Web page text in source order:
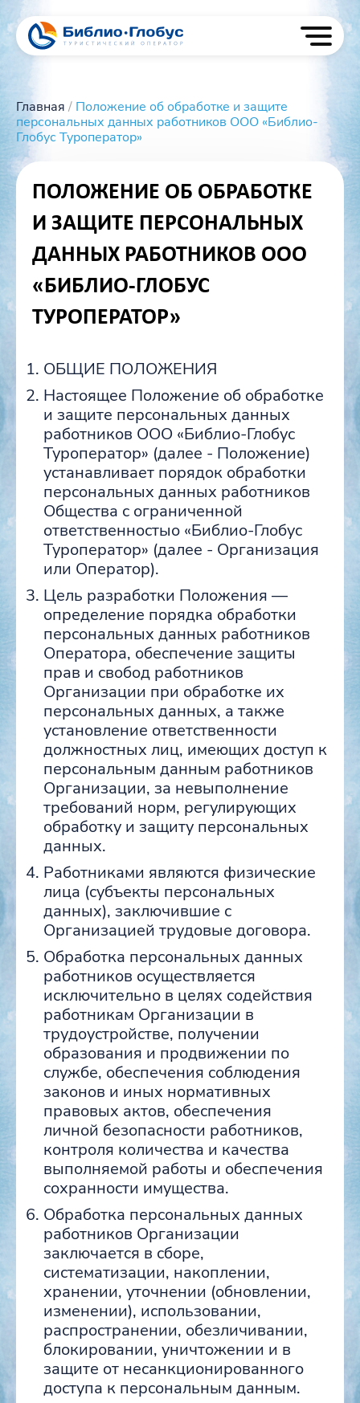
Skip
to
content
Главная / Положение об обработке и защите
персональных данных работников ООО «Библио-
Глобус Туроператор»
ПОЛОЖЕНИЕ ОБ ОБРАБОТКЕ
И ЗАЩИТЕ ПЕРСОНАЛЬНЫХ
ДАННЫХ РАБОТНИКОВ ООО
«БИБЛИО-ГЛОБУС
ТУРОПЕРАТОР»
ОБЩИЕ ПОЛОЖЕНИЯ
Настоящее Положение об обработке
и защите персональных данных
работников ООО «Библио-Глобус
Туроператор» (далее - Положение)
устанавливает порядок обработки
персональных данных работников
Общества с ограниченной
ответственностыо «Библио-Глобус
Туроператор» (далее - Организация
или Оператор).
Цель разработки Положения —
определение порядка обработки
персональных данных работников
Оператора, обеспечение защиты
прав и свобод работников
Организации при обработке их
персональных данных, а также
установление ответственности
должностных лиц, имеющих доступ к
персональным данным работников
Организации, за невыполнение
требований норм, регулирующих
обработку и защиту персональных
данных.
Работниками являются физические
лица (субъекты персональных
данных), заключившие с
Организацией трудовые договора.
Обработка персональных данных
работников осуществляется
исключительно в целях содействия
работникам Организации в
трудоустройстве, получении
образования и продвижении по
службе, обеспечения соблюдения
законов и иных нормативных
правовых актов, обеспечения
личной безопасности работников,
контроля количества и качества
выполняемой работы и обеспечения
сохранности имущества.
Обработка персональных данных
работников Организации
заключается в сборе,
систематизации, накоплении,
хранении, уточнении (обновлении,
изменении), использовании,
распространении, обезличивании,
блокировании, уничтожении и в
защите от несанкционированного
доступа к персональным данным.